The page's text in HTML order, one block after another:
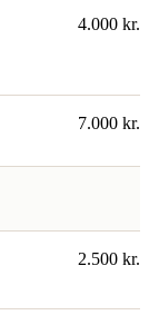
4.000 kr.
7.000 kr.
2.500 kr.